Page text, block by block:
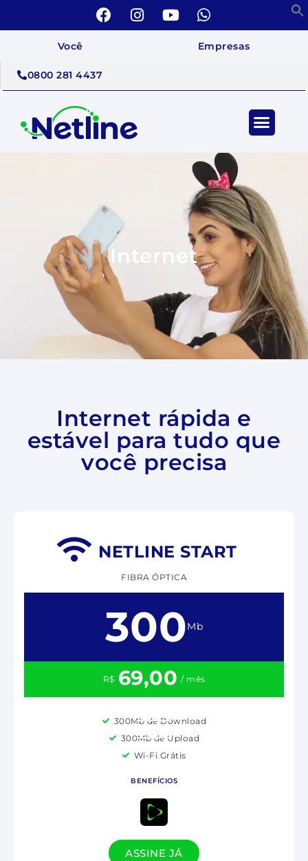
Você Empresas
0800 281 4437
Internet
Internet rápida e
estável para tudo que
você precisa
NETLINE START
FIBRA ÓPTICA
300Mb
R$ 69,00 / mês
300Mb de Download
300Mb de Upload
Wi-Fi Grátis
BENEFÍCIOS
ASSINE JÁ